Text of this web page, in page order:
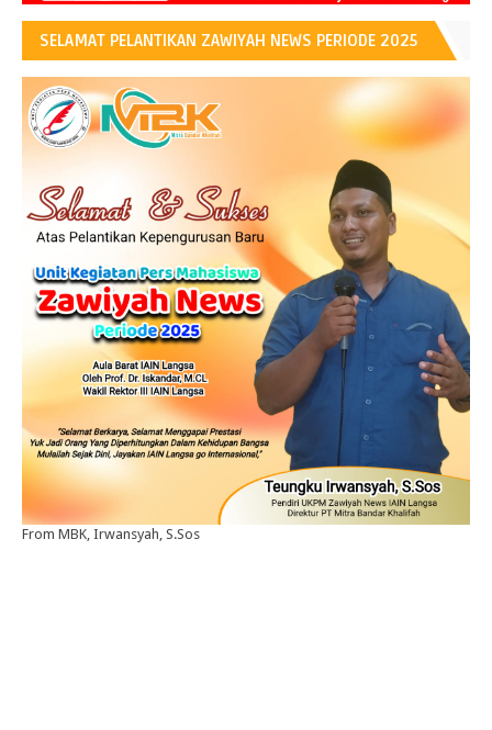
SELAMAT PELANTIKAN ZAWIYAH NEWS PERIODE 2025
From MBK, Irwansyah, S.Sos